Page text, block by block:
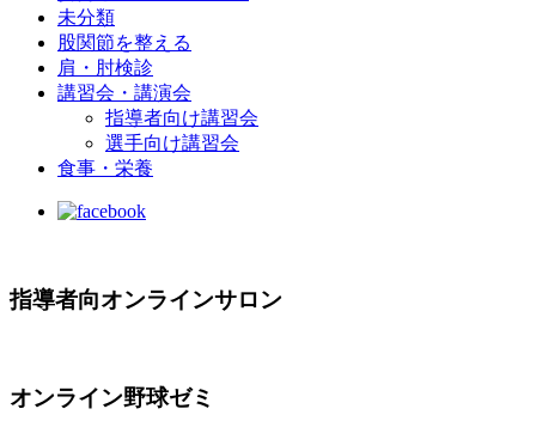
未分類
股関節を整える
肩・肘検診
講習会・講演会
指導者向け講習会
選手向け講習会
食事・栄養
指導者向オンラインサロン
オンライン野球ゼミ